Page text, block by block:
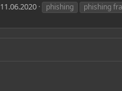
11.06.2020 phishing phishing